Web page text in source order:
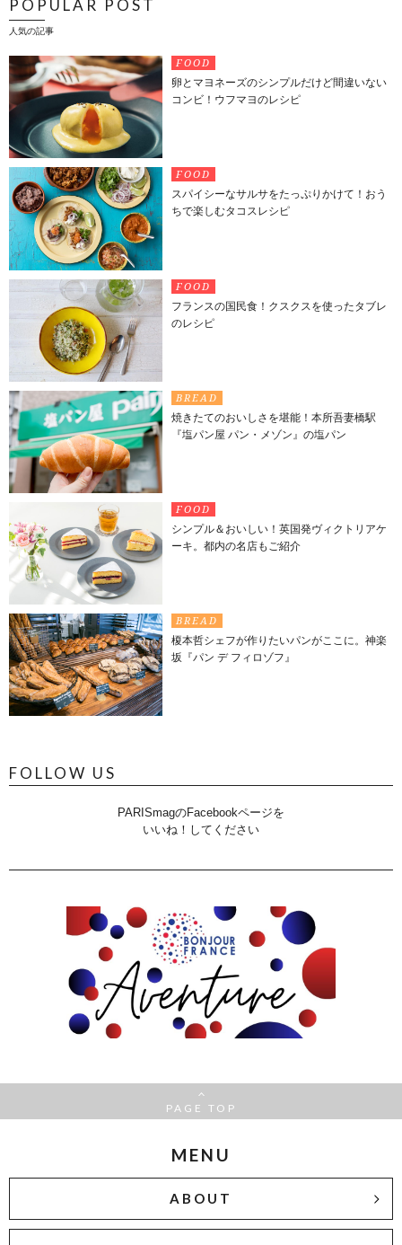
POPULAR POST
人気の記事
FOOD
卵とマヨネーズのシンプルだけど間違いない
コンビ！ウフマヨのレシピ
FOOD
スパイシーなサルサをたっぷりかけて！おう
ちで楽しむタコスレシピ
FOOD
フランスの国民食！クスクスを使ったタブレ
のレシピ
BREAD
焼きたてのおいしさを堪能！本所吾妻橋駅
『塩パン屋 パン・メゾン』の塩パン
FOOD
シンプル＆おいしい！英国発ヴィクトリアケ
ーキ。都内の名店もご紹介
BREAD
榎本哲シェフが作りたいパンがここに。神楽
坂『パン デ フィロゾフ』
FOLLOW US
PARISmagのFacebookページを
いいね！してください
PAGE TOP
MENU
ABOUT